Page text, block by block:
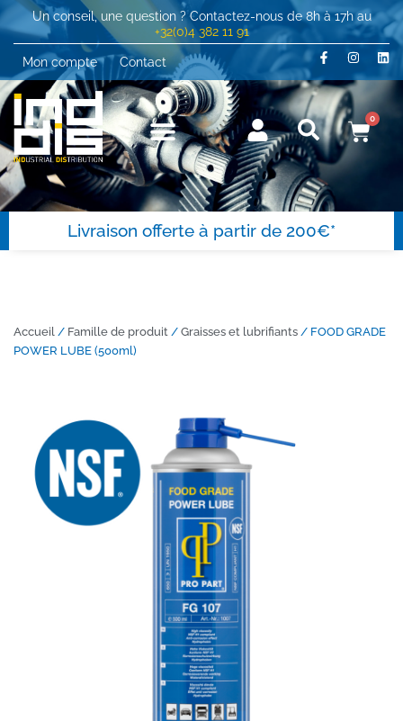
Un conseil, une question ? Contactez-nous de 8h à 17h au
+32(0)4 382 11 91
Mon compte
Contact
0
Livraison offerte à partir de 200€*
Accueil / Famille de produit / Graisses et lubrifiants / FOOD GRADE
POWER LUBE (500ml)